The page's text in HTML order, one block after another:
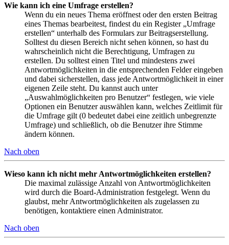
Wie kann ich eine Umfrage erstellen?
Wenn du ein neues Thema eröffnest oder den ersten Beitrag
eines Themas bearbeitest, findest du ein Register „Umfrage
erstellen“ unterhalb des Formulars zur Beitragserstellung.
Solltest du diesen Bereich nicht sehen können, so hast du
wahrscheinlich nicht die Berechtigung, Umfragen zu
erstellen. Du solltest einen Titel und mindestens zwei
Antwortmöglichkeiten in die entsprechenden Felder eingeben
und dabei sicherstellen, dass jede Antwortmöglichkeit in einer
eigenen Zeile steht. Du kannst auch unter
„Auswahlmöglichkeiten pro Benutzer“ festlegen, wie viele
Optionen ein Benutzer auswählen kann, welches Zeitlimit für
die Umfrage gilt (0 bedeutet dabei eine zeitlich unbegrenzte
Umfrage) und schließlich, ob die Benutzer ihre Stimme
ändern können.
Nach oben
Wieso kann ich nicht mehr Antwortmöglichkeiten erstellen?
Die maximal zulässige Anzahl von Antwortmöglichkeiten
wird durch die Board-Administration festgelegt. Wenn du
glaubst, mehr Antwortmöglichkeiten als zugelassen zu
benötigen, kontaktiere einen Administrator.
Nach oben